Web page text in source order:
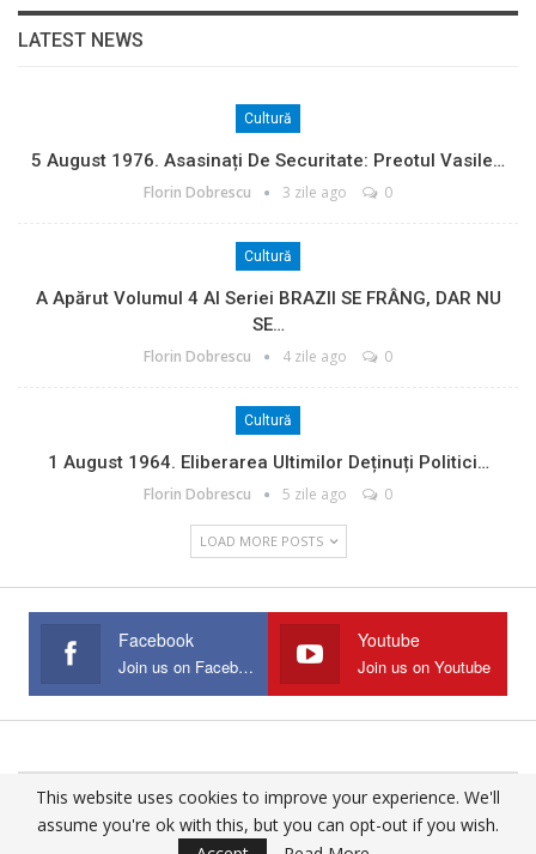
LATEST NEWS
Cultură
5 August 1976. Asasinați De Securitate: Preotul Vasile…
Florin Dobrescu 3 zile ago 0
Cultură
A Apărut Volumul 4 Al Seriei BRAZII SE FRÂNG, DAR NU
SE…
Florin Dobrescu 4 zile ago 0
Cultură
1 August 1964. Eliberarea Ultimilor Deținuți Politici…
Florin Dobrescu 5 zile ago 0
LOAD MORE POSTS
Facebook
Join us on Facebook
Youtube
Join us on Youtube
© 2025 - All Rights Reserved.
Website Design:
This website uses cookies to improve your experience. We'll
assume you're ok with this, but you can opt-out if you wish.